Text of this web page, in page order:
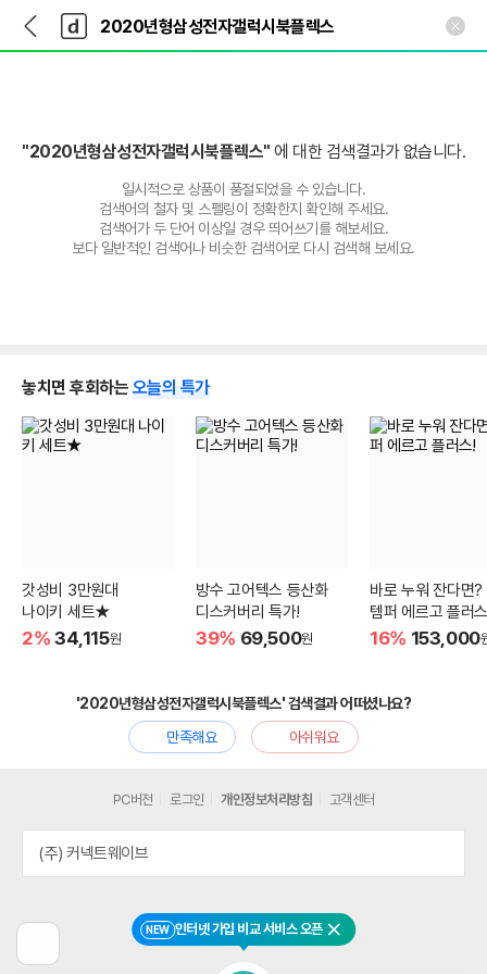
다
나
와
가
다
와
"2020년형삼성전자갤럭시북플렉스" 에 대한 검색결과가 없습니다.
일시적으로 상품이 품절되었을 수 있습니다.
검색어의 철자 및 스펠링이 정확한지 확인해 주세요.
검색어가 두 단어 이상일 경우 띄어쓰기를 해보세요.
보다 일반적인 검색어나 비슷한 검색어로 다시 검색해 보세요.
놓치면 후회하는 오늘의 특가
갓성비 3만원대
나이키 세트★
2% 34,115원
방수 고어텍스 등산화
디스커버리 특가!
39% 69,500원
바로 누워 잔다면?
템퍼 에르고 플러
16% 153,000
'2020년형삼성전자갤럭시북플렉스' 검색결과 어떠셨나요?
만족해요
아쉬워요
전
NEW 인터넷 가입 비교 서비스 오픈 닫기
PC버전 로그인 개인정보처리방침 고객센터
(주) 커넥트웨이브